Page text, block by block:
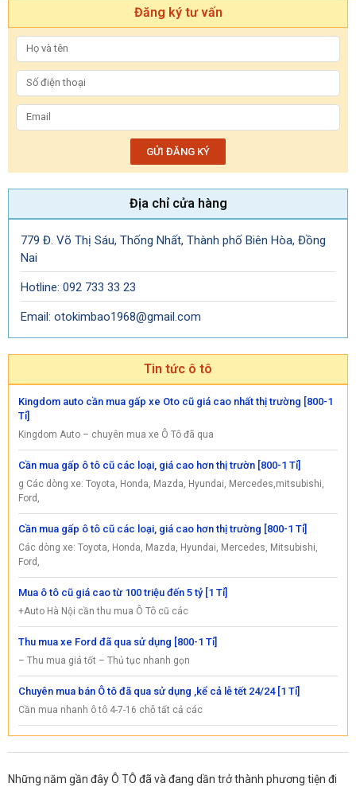
Đăng ký tư vấn
GỬI ĐĂNG KÝ
Địa chỉ cửa hàng
779 Đ. Võ Thị Sáu, Thống Nhất, Thành phố Biên Hòa, Đồng
Nai
Hotline: 092 733 33 23
Email: otokimbao1968@gmail.com
Tin tức ô tô
Kingdom auto cần mua gấp xe Oto cũ giá cao nhất thị trường [800-1
Tỉ]
Kingdom Auto – chuyên mua xe Ô Tô đã qua
Cần mua gấp ô tô cũ các loại, giá cao hơn thị trườn [800-1 Tỉ]
g Các dòng xe: Toyota, Honda, Mazda, Hyundai, Mercedes,mitsubishi,
Ford,
Cần mua gấp ô tô cũ các loại, giá cao hơn thị trường [800-1 Tỉ]
Các dòng xe: Toyota, Honda, Mazda, Hyundai, Mercedes, Mitsubishi,
Ford,
Mua ô tô cũ giá cao từ 100 triệu đến 5 tỷ [1 Tỉ]
+Auto Hà Nội cần thu mua Ô Tô cũ các
Thu mua xe Ford đã qua sử dụng [800-1 Tỉ]
– Thu mua giá tốt – Thủ tục nhanh gọn
Chuyên mua bán Ô tô đã qua sử dụng ,kể cả lễ tết 24/24 [1 Tỉ]
Cần mua nhanh ô tô 4-7-16 chỗ tất cả các
Những năm gần đây Ô TÔ đã và đang dần trở thành phương tiện đi